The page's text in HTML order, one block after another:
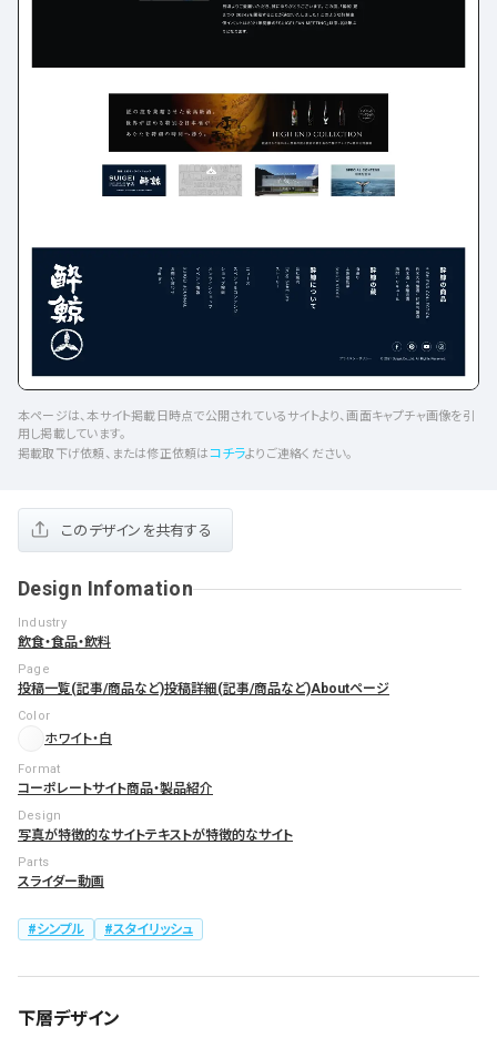
本ページは、本サイト掲載日時点で公開されているサイトより、画面キャプチャ画像を引
用し掲載しています。
掲載取下げ依頼、または修正依頼はコチラよりご連絡ください。
このデザインを共有する
Design Infomation
Industry
飲食・食品・飲料
Page
投稿一覧(記事/商品など)投稿詳細(記事/商品など)Aboutページ
Color
ホワイト・白
Format
コーポレートサイト商品・製品紹介
Design
写真が特徴的なサイトテキストが特徴的なサイト
Parts
スライダー動画
シンプル スタイリッシュ
下層デザイン